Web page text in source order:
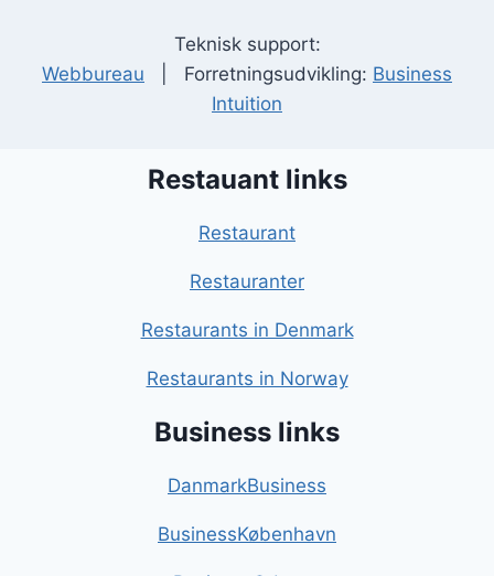
Teknisk support:
Webbureau | Forretningsudvikling: Business
Intuition
Restauant links
Restaurant
Restauranter
Restaurants in Denmark
Restaurants in Norway
Business links
DanmarkBusiness
BusinessKøbenhavn